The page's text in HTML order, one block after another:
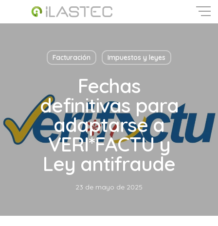
main
Facturación Impuestos y leyes
Fechas
definitivas para
adaptarse a
VERI*FACTU y
Ley antifraude
23 de mayo de 2025